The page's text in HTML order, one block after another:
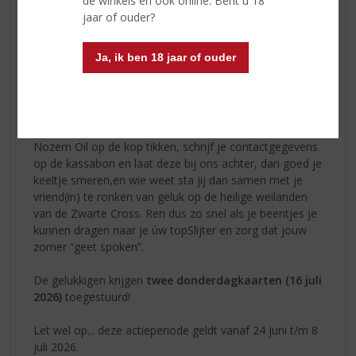
jaar of ouder?
Ja, ik ben 18 jaar of ouder
Nozem Oil op de kop tikken, schrijf je contactgegevens
op de kassabon en laat deze bij ons achter, dan goed je
keeltje smeren,en wie weet sta jij dan samen met je
vriend(in) te ronken van geluk op de heilige weilanden
van de Zwarte Cross. Ren dus zo snel als je beentjes je
kunnen dragen naar je úw topSlijter en zorg dat jouw
zomer “geet spoken”.
De gelukkigen krijgen twee donderdagkaarten (16 juli
2026) toegestuurd!
Let wel op... deze actieperiode geldt vanaf 24 juni t/m 8
juli 2026.